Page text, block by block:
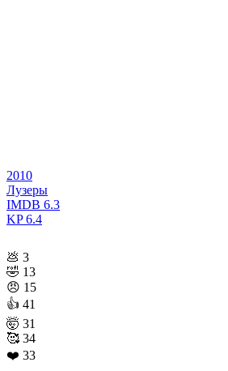
2010
Лузеры
IMDB 6.3
KP6.4
💩 3
🤣 13
😠 15
👍 41
🤯 31
🥰 34
❤️ 33